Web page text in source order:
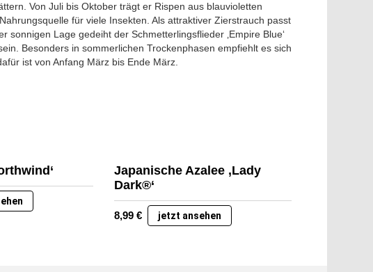
Von Juli bis Oktober trägt er Rispen aus blauvioletten
für viele Insekten. Als attraktiver Zierstrauch passt
Lage gedeiht der Schmetterlingsflieder ‚Empire Blue‘
Besonders in sommerlichen Trockenphasen empfiehlt es sich
ist von Anfang März bis Ende März.
Japanische Azalee ‚Lady
Dark®‘
8,99 € jetzt ansehen